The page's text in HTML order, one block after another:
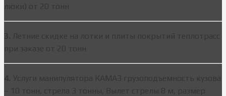
люки) от 20 тонн
Летние скидке на лотки и плиты покрытий теплотрасс
при заказе от 20 тонн
4.
Услуги манипулятора КАМАЗ грузоподъемность кузова
– 10 тонн, стрела 3 тонны, Вылет стрелы 8 м, размер